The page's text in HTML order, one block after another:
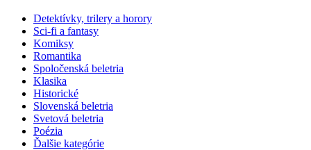
Detektívky, trilery a horory
Sci-fi a fantasy
Komiksy
Romantika
Spoločenská beletria
Klasika
Historické
Slovenská beletria
Svetová beletria
Poézia
Ďalšie kategórie